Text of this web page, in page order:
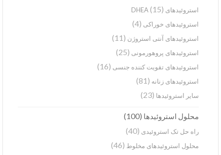
استروئیدهای DHEA(15)
استروئیدهای خوراکی(4)
استروئیدهای آنتی استروژن (11)
استروئیدهای پروهورمونی(25)
استروئیدهای تقویت کننده جنسی(16)
استروئیدهای زنانه(81)
سایر استروئیدها(23)
محلول استروئیدها(100)
راه حل تک استروئیدی(40)
محلول استروئیدهای مخلوط(46)